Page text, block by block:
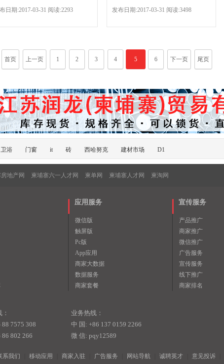
日期:2017-03-31 阅读:2293 发布日期:2017-03-31 阅读:3498
首页 上一页 1 2 3 4 5 6 下一页 尾页
卫浴 门窗 it 砖 西哈努克 建材市场 D1
地产网 柬埔寨六一人才网 柬单网 柬埔寨人才网 柬淘网
应用服务
微信版
触屏版
Pc版
App应用
商家大数据
数据服务
商家套餐
宣传服务
产品推广
商家推广
微信推广
广告服务
宣传服务
线下推广
商家排名
7575 308
802 266
业务热线：
中 国: +86 137 0159 2266
微 信: pqy12589
系我们 移动应用 商家入驻 广告服务 网站导航 诚聘英才 意见投诉